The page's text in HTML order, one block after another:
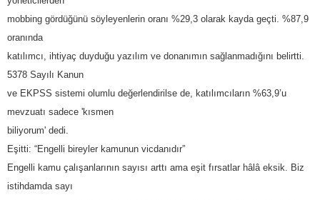
mobbing gördüğünü söyleyenlerin oranı %29,3 olarak kayda geçti. %87,9
oranında
katılımcı, ihtiyaç duyduğu yazılım ve donanımın sağlanmadığını belirtti.
5378 Sayılı Kanun
ve EKPSS sistemi olumlu değerlendirilse de, katılımcıların %63,9’u
mevzuatı sadece 'kısmen
biliyorum' dedi.
Eşitti: “Engelli bireyler kamunun vicdanıdır”
Engelli kamu çalışanlarının sayısı arttı ama eşit fırsatlar hâlâ eksik. Biz
istihdamda sayı